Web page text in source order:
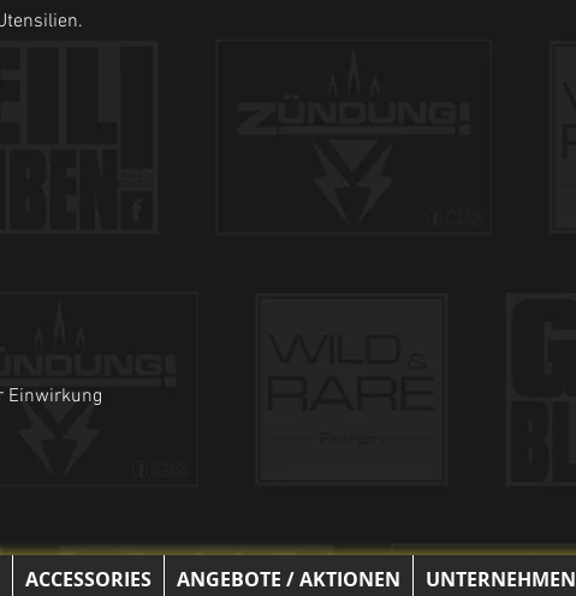
Einwirkung
ACCESSORIES ANGEBOTE / AKTIONEN UNTERNEHMEN